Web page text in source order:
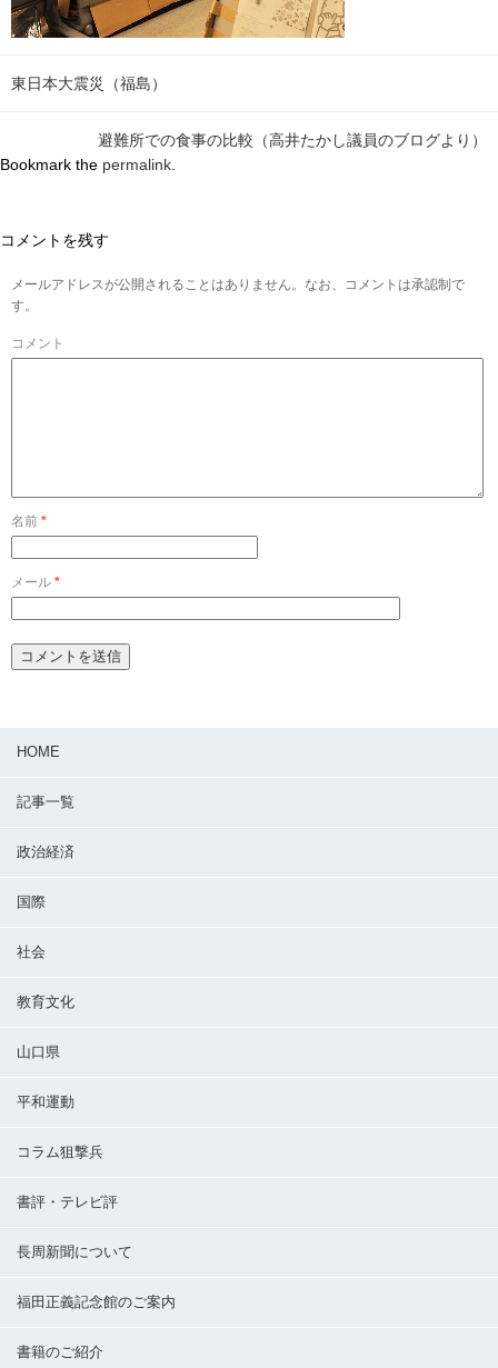
東日本大震災（福島）
避難所での食事の比較（高井たかし議員のブログより）
Bookmark the permalink
コメントを残す
メールアドレスが公開されることはありません。なお、コメントは承認制で
す。
コメント
名前 *
メール *
HOME
記事一覧
政治経済
国際
社会
教育文化
山口県
平和運動
コラム狙撃兵
書評・テレビ評
長周新聞について
福田正義記念館のご案内
書籍のご紹介